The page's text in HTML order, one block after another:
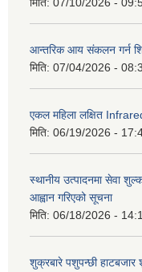
आन्तरिक आय संकलन गर्न
मिति: 07/04/2026 -
एकल महिला लक्षित
मिति: 06/19/2026 -
स्थानीय उत्पादनमा सेवा
आह्वान गरिएको सूचना
मिति: 06/18/2026 -
शुक्रबारे पशुपन्छी